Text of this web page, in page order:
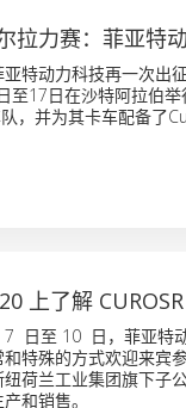
拉力赛：菲亚特
特动力科技再一次出
至17日在沙特阿拉伯
队，并为其卡车配备了
上了解
日至 10 日，菲亚特
和特殊的方式欢迎来
荷兰工业集团旗下子
和销售。